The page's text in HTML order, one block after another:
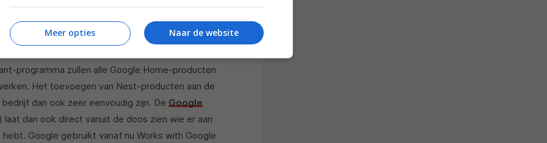
programma zullen alle Google Home-producten
Het toevoegen van Nest-producten aan de
dan ook zeer eenvoudig zijn. De Google
dan ook direct vanuit de doos zien wie er aan
Google gebruikt vanaf nu Works with Google
Naar de website
Meer opties